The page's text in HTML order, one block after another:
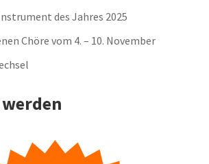
des Jahres 2025
Chöre vom 4. – 10. November